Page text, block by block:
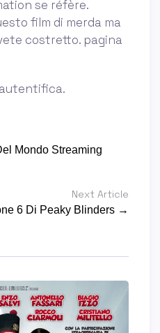
se réfère.
film di merda ma
costretto. pagina
Mondo Streaming
Next Article
6 Di Peaky Blinders →